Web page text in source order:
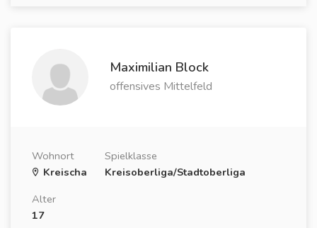
Maximilian Block
offensives Mittelfeld
Wohnort
Kreischa
Spielklasse
Kreisoberliga/Stadtoberliga
Alter
17